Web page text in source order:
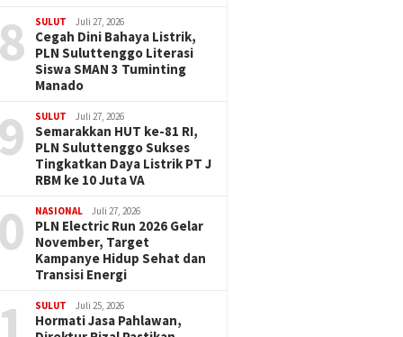
SULUT Juli 27, 2026
Cegah Dini Bahaya Listrik,
PLN Suluttenggo Literasi
Siswa SMAN 3 Tuminting
Manado
SULUT Juli 27, 2026
Semarakkan HUT ke-81 RI,
PLN Suluttenggo Sukses
Tingkatkan Daya Listrik PT J
RBM ke 10 Juta VA
NASIONAL Juli 27, 2026
PLN Electric Run 2026 Gelar
November, Target
Kampanye Hidup Sehat dan
Transisi Energi
SULUT Juli 25, 2026
Hormati Jasa Pahlawan,